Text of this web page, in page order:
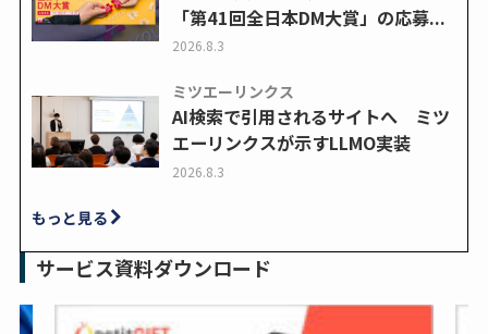
「第41回全日本DM大賞」の応募...
2026.8.3
ミツエーリンクス
AI検索で引用されるサイトへ ミツ
エーリンクスが示すLLMO実装
2026.8.3
もっと見る
サービス資料ダウンロード